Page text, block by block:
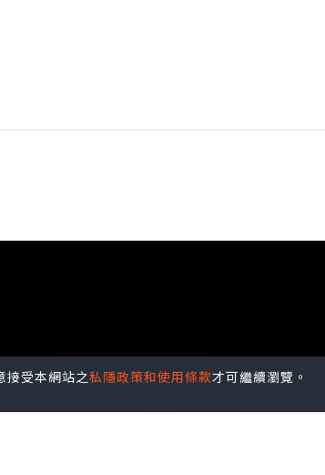
受本網站之私隱政策和使用條款才可繼續瀏覽。